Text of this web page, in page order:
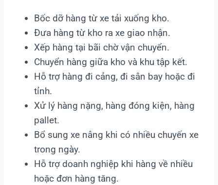
Bốc dỡ hàng từ xe tải xuống kho.
Đưa hàng từ kho ra xe giao nhận.
Xếp hàng tại bãi chờ vận chuyển.
Chuyển hàng giữa kho và khu tập kết.
Hỗ trợ hàng đi cảng, đi sân bay hoặc đi
tỉnh.
Xử lý hàng nặng, hàng đóng kiện, hàng
pallet.
Bổ sung xe nâng khi có nhiều chuyến xe
trong ngày.
Hỗ trợ doanh nghiệp khi hàng về nhiều
hoặc đơn hàng tăng.